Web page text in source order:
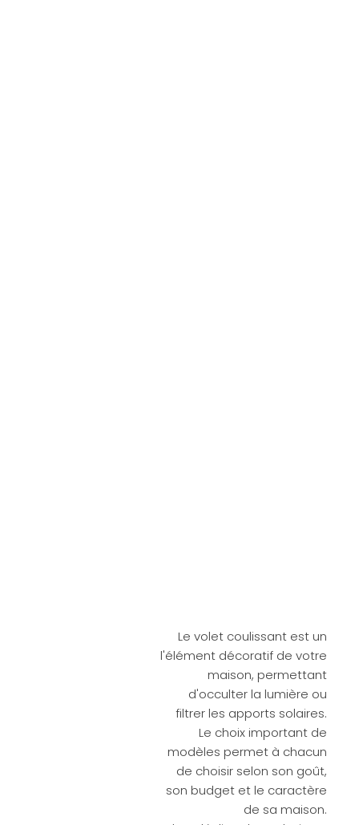
Le volet coulissant est un
l'élément décoratif de votre
maison, permettant
d'occulter la lumière ou
filtrer les apports solaires.
Le choix important de
modèles permet à chacun
de choisir selon son goût,
son budget et le caractère
de sa maison.